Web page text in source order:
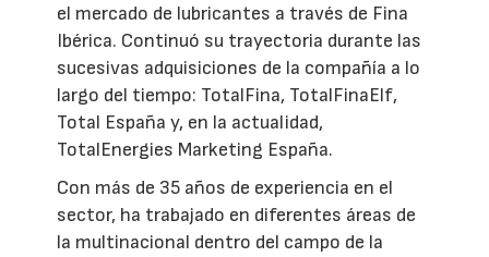
el mercado de lubricantes a través de Fina
Ibérica. Continuó su trayectoria durante las
sucesivas adquisiciones de la compañía a lo
largo del tiempo: TotalFina, TotalFinaElf,
Total España y, en la actualidad,
TotalEnergies Marketing España.
Con más de 35 años de experiencia en el
sector, ha trabajado en diferentes áreas de
la multinacional dentro del campo de la